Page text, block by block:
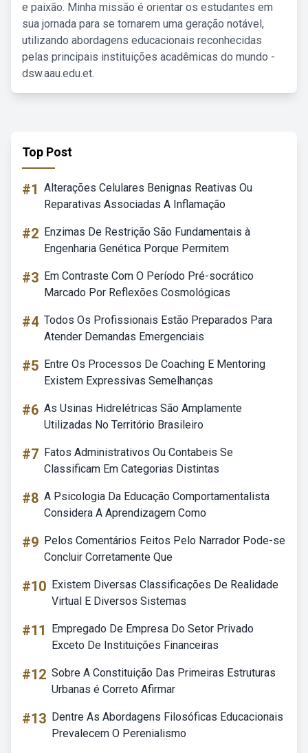
e paixão. Minha missão é orientar os estudantes em
sua jornada para se tornarem uma geração notável,
utilizando abordagens educacionais reconhecidas
pelas principais instituições acadêmicas do mundo -
dsw.aau.edu.et.
Top Post
#1 Alterações Celulares Benignas Reativas Ou
Reparativas Associadas A Inflamação
#2 Enzimas De Restrição São Fundamentais à
Engenharia Genética Porque Permitem
#3 Em Contraste Com O Período Pré-socrático
Marcado Por Reflexões Cosmológicas
#4 Todos Os Profissionais Estão Preparados Para
Atender Demandas Emergenciais
#5 Entre Os Processos De Coaching E Mentoring
Existem Expressivas Semelhanças
#6 As Usinas Hidrelétricas São Amplamente
Utilizadas No Território Brasileiro
#7 Fatos Administrativos Ou Contabeis Se
Classificam Em Categorias Distintas
#8 A Psicologia Da Educação Comportamentalista
Considera A Aprendizagem Como
#9 Pelos Comentários Feitos Pelo Narrador Pode-se
Concluir Corretamente Que
#10 Existem Diversas Classificações De Realidade
Virtual E Diversos Sistemas
#11
Empregado De Empresa Do Setor Privado
Exceto De Instituições Financeiras
#12 Sobre A Constituição Das Primeiras Estruturas
Urbanas é Correto Afirmar
#13 Dentre As Abordagens Filosóficas Educacionais
Prevalecem O Perenialismo